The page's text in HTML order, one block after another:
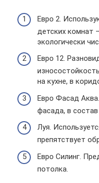
Евро 2.
детских комнат
экологически
Евро 12.
на кухне, в
Евро Фасад
фасада, в
Луя.
препятствует
Евро Силинг.
потолка.